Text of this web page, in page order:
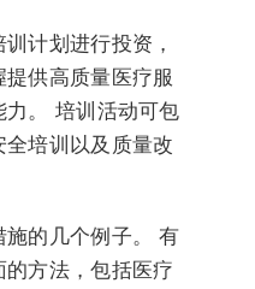
计划进行投资，
供高质量医疗服
。 培训活动可包
培训以及质量改
的几个例子。 有
方法，包括医疗